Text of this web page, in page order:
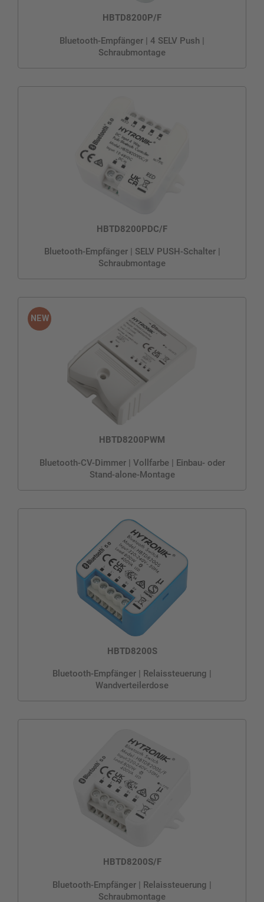
HBTD8200P/F
Bluetooth-Empfänger | 4 SELV Push |
Schraubmontage
HBTD8200PDC/F
Bluetooth-Empfänger | SELV PUSH-Schalter |
Schraubmontage
HBTD8200PWM
Bluetooth-CV-Dimmer | Vollfarbe | Einbau- oder
Stand-alone-Montage
HBTD8200S
Bluetooth-Empfänger | Relaissteuerung |
Wandverteilerdose
HBTD8200S/F
Bluetooth-Empfänger | Relaissteuerung |
Schraubmontage